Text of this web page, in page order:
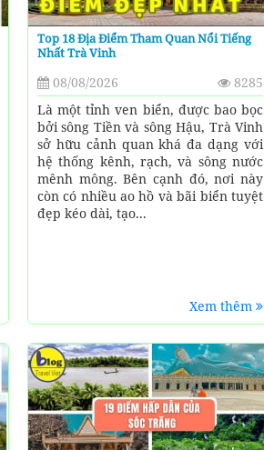
Top 18 Địa Điểm Tham Quan Nổi Tiếng
Nhất Trà Vinh
08/08/2026
8285
Là một tỉnh ven biển, được bao bọc
bởi sông Tiền và sông Hậu, Trà Vinh
sở hữu cảnh quan khá đa dạng với
hệ thống kênh, rạch, và sông nước
mênh mông. Bên cạnh đó, nơi này
còn có nhiều ao hồ và bãi biển tuyệt
đẹp kéo dài, tạo...
Xem thêm